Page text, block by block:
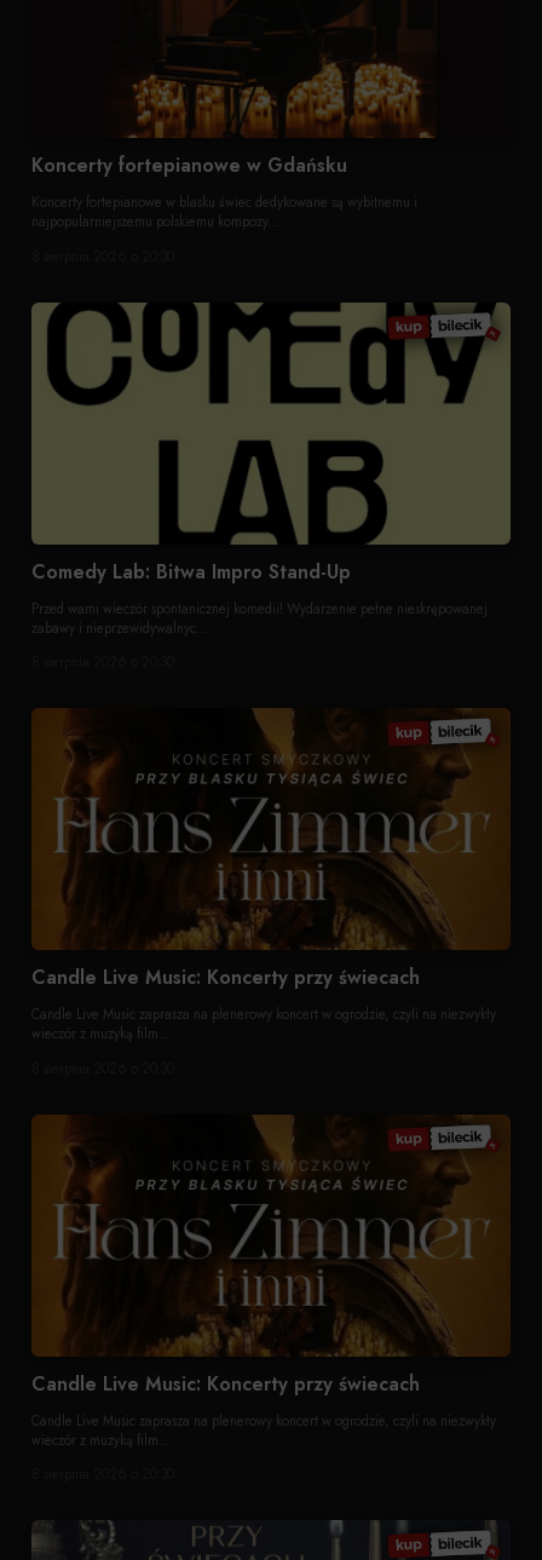
Koncerty fortepianowe w Gdańsku
Koncerty fortepianowe w blasku świec dedykowane są wybitnemu i
najpopularniejszemu polskiemu kompozy...
Comedy Lab: Bitwa Impro Stand-Up
Przed wami wieczór spontanicznej komedii! Wydarzenie pełne nieskrępowanej
zabawy i nieprzewidywalnyc...
Candle Live Music: Koncerty przy świecach
Candle Live Music zaprasza na plenerowy koncert w ogrodzie, czyli na niezwykły
wieczór z muzyką film...
Candle Live Music: Koncerty przy świecach
Candle Live Music zaprasza na plenerowy koncert w ogrodzie, czyli na niezwykły
wieczór z muzyką film...